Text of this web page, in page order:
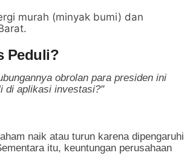
murah (minyak bumi) dan
Peduli?
obrolan para presiden ini
di aplikasi investasi?"
naik atau turun karena dipengaruhi
itu, keuntungan perusahaan